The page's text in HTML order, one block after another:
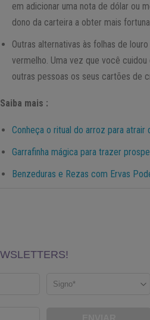
em adicionar uma nota de dólar ou
dono da carteira a obter mais
Outras alternativas às folhas de
vermelho. Uma vez que você
outras pessoas os seus cartões de
Saiba mais :
Conheça o ritual do arroz para atrair
Garrafinha mágica para trazer
Benzeduras e Rezas com Ervas